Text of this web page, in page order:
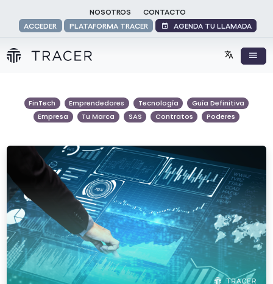
NOSOTROS
CONTACTO
ACCEDER
PLATAFORMA TRACER AGENDA TU LLAMADA
FinTech Emprendedores Tecnología
Guía Definitiva
Empresa
Tu Marca SAS Contratos Poderes